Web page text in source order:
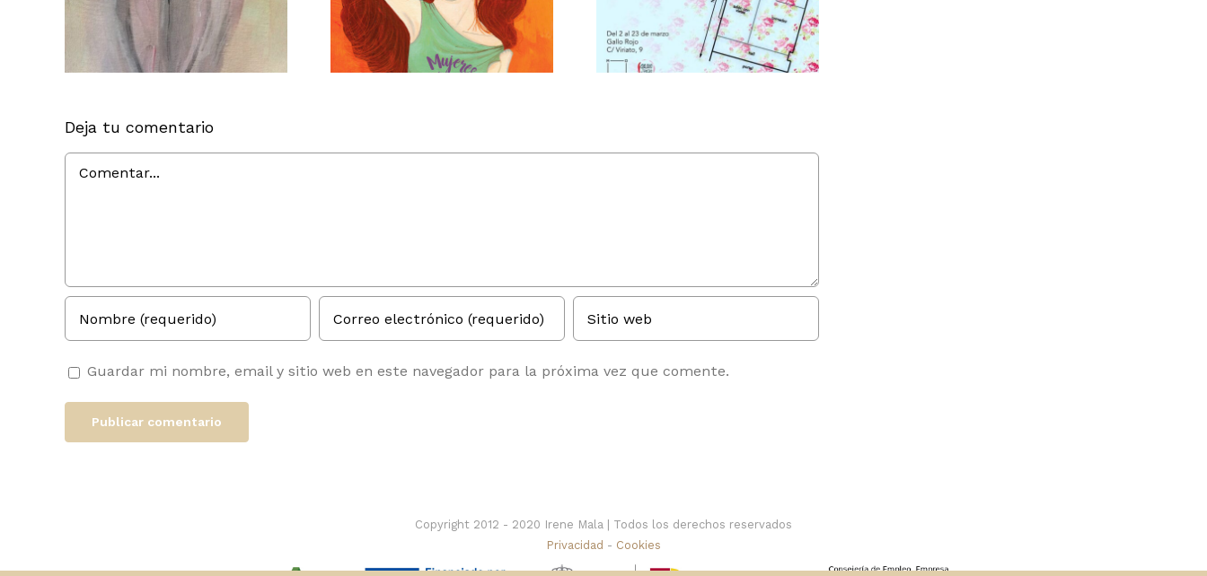
LIBRO DE
SEVILLA
INTERIOR CON
VISTAS
Deja tu comentario
Guardar mi nombre, email y sitio web en este navegador para la próxima vez que comente.
Copyright 2012 - 2020 Irene Mala | Todos los derechos reservados
Privacidad - Cookies